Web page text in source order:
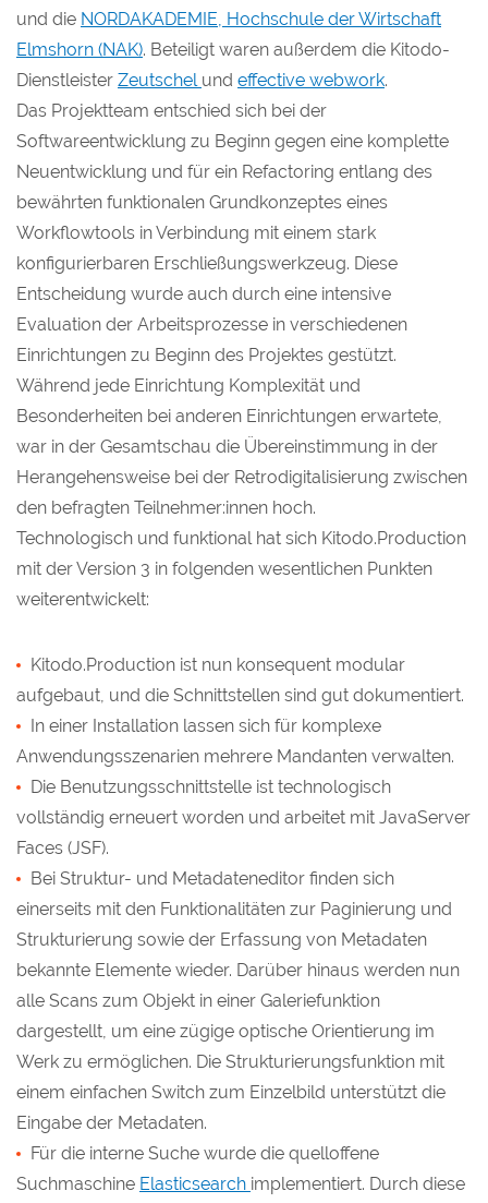
und die NORDAKADEMIE, Hochschule der Wirtschaft
Elmshorn (NAK). Beteiligt waren außerdem die Kitodo-
Dienstleister Zeutschel und effective webwork.
Das Projektteam entschied sich bei der
Softwareentwicklung zu Beginn gegen eine komplette
Neuentwicklung und für ein Refactoring entlang des
bewährten funktionalen Grundkonzeptes eines
Workflowtools in Verbindung mit einem stark
konfigurierbaren Erschließungswerkzeug. Diese
Entscheidung wurde auch durch eine intensive
Evaluation der Arbeitsprozesse in verschiedenen
Einrichtungen zu Beginn des Projektes gestützt.
Während jede Einrichtung Komplexität und
Besonderheiten bei anderen Einrichtungen erwartete,
war in der Gesamtschau die Übereinstimmung in der
Herangehensweise bei der Retrodigitalisierung zwischen
den befragten Teilnehmer:innen hoch.
Technologisch und funktional hat sich Kitodo.Production
mit der Version 3 in folgenden wesentlichen Punkten
weiterentwickelt:
Kitodo.Production ist nun konsequent modular
aufgebaut, und die Schnittstellen sind gut dokumentiert.
In einer Installation lassen sich für komplexe
Anwendungsszenarien mehrere Mandanten verwalten.
Die Benutzungsschnittstelle ist technologisch
vollständig erneuert worden und arbeitet mit JavaServer
Faces (JSF).
Bei Struktur- und Metadateneditor finden sich
einerseits mit den Funktionalitäten zur Paginierung und
Strukturierung sowie der Erfassung von Metadaten
bekannte Elemente wieder. Darüber hinaus werden nun
alle Scans zum Objekt in einer Galeriefunktion
dargestellt, um eine zügige optische Orientierung im
Werk zu ermöglichen. Die Strukturierungsfunktion mit
einem einfachen Switch zum Einzelbild unterstützt die
Eingabe der Metadaten.
Für die interne Suche wurde die quelloffene
Suchmaschine Elasticsearch implementiert. Durch diese